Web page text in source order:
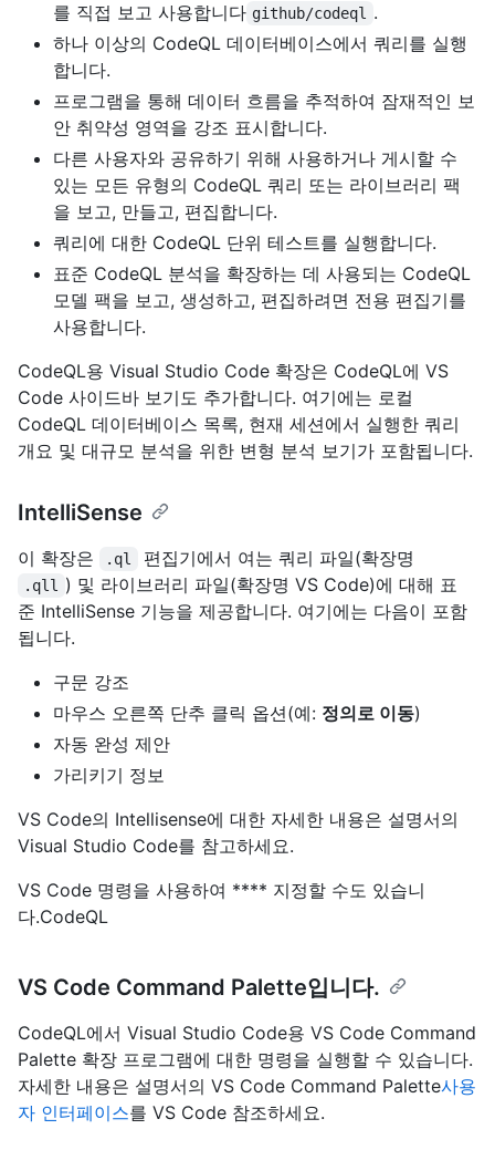
를 직접 보고 사용합니다 github/codeql
.
하나 이상의 CodeQL 데이터베이스에서 쿼리를 실행
합니다.
프로그램을 통해 데이터 흐름을 추적하여 잠재적인 보
안 취약성 영역을 강조 표시합니다.
다른 사용자와 공유하기 위해 사용하거나 게시할 수
있는 모든 유형의 CodeQL 쿼리 또는 라이브러리 팩
을 보고, 만들고, 편집합니다.
쿼리에 대한 CodeQL 단위 테스트를 실행합니다.
표준 CodeQL 분석을 확장하는 데 사용되는 CodeQL
모델 팩을 보고, 생성하고, 편집하려면 전용 편집기를
사용합니다.
CodeQL용 Visual Studio Code 확장은 CodeQL에 VS
Code 사이드바 보기도 추가합니다. 여기에는 로컬
CodeQL 데이터베이스 목록, 현재 세션에서 실행한 쿼리
개요 및 대규모 분석을 위한 변형 분석 보기가 포함됩니다.
IntelliSense
이 확장은 .ql 편집기에서 여는 쿼리 파일(확장명
.qll
) 및 라이브러리 파일(확장명 VS Code)에 대해 표
준 IntelliSense 기능을 제공합니다. 여기에는 다음이 포함
됩니다.
구문 강조
마우스 오른쪽 단추 클릭 옵션(예: 정의로 이동)
자동 완성 제안
가리키기 정보
VS Code의 Intellisense에 대한 자세한 내용은 설명서의
Visual Studio Code를 참고하세요.
VS Code 명령을 사용하여 **** 지정할 수도 있습니
다.CodeQL
VS Code Command Palette입니다.
CodeQL에서 Visual Studio Code용 VS Code Command
Palette 확장 프로그램에 대한 명령을 실행할 수 있습니다.
자세한 내용은 설명서의 VS Code Command Palette사용
자 인터페이스를 VS Code 참조하세요.